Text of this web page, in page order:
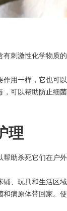
刺激性化学物质
用一样，它也可
可以帮助防止细
理
助杀死它们在户
、玩具和生活区
病原体带回家。